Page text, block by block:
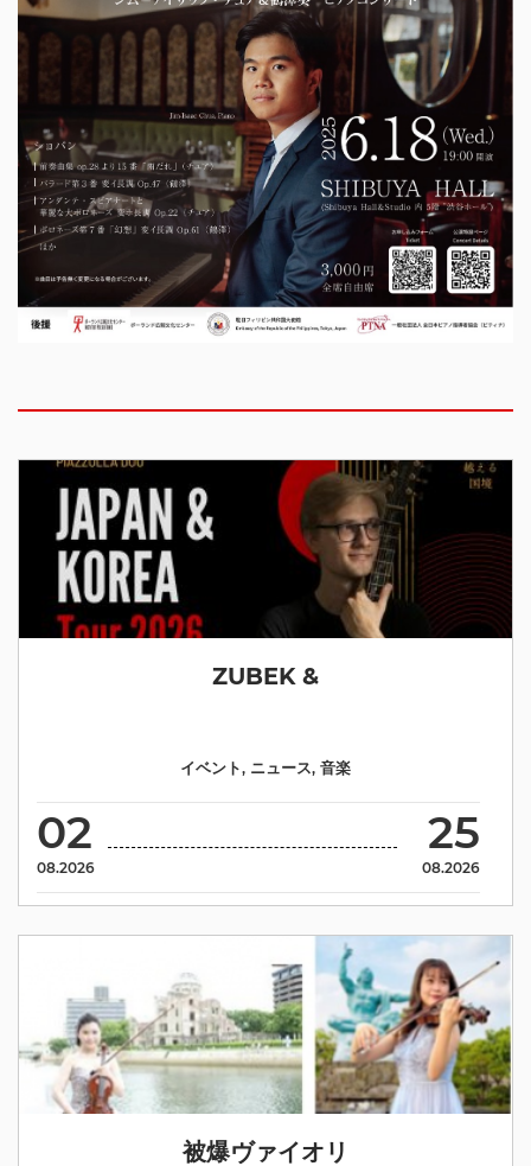
ZUBEK &
02
08.2026
25
08.2026
イベント, ニュース, 音楽
被爆ヴァイオリ